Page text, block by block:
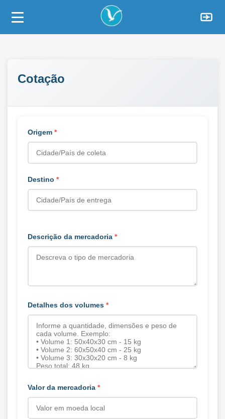
para
conteúdo
Menu Principal
Cotação
Origem *
Destino *
Descrição da mercadoria *
Detalhes dos volumes *
Valor da mercadoria *